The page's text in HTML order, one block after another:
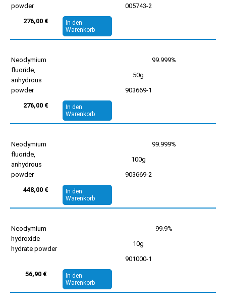
powder
005743-2
276,00 €
In den
Warenkorb
Neodymium
fluoride,
anhydrous
powder
99.999%
50g
903669-1
276,00 €
In den
Warenkorb
Neodymium
fluoride,
anhydrous
powder
99.999%
100g
903669-2
448,00 €
In den
Warenkorb
Neodymium
hydroxide
hydrate powder
99.9%
10g
901000-1
56,90 €
In den
Warenkorb